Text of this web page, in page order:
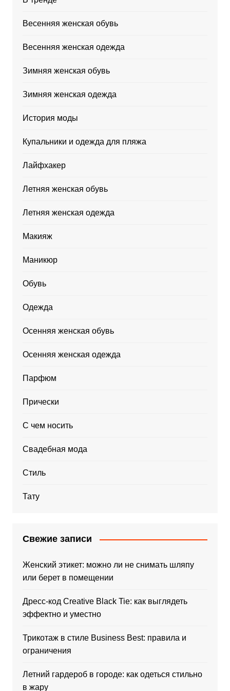
Весенняя женская обувь
Весенняя женская одежда
Зимняя женская обувь
Зимняя женская одежда
История моды
Купальники и одежда для пляжа
Лайфхакер
Летняя женская обувь
Летняя женская одежда
Макияж
Маникюр
Обувь
Одежда
Осенняя женская обувь
Осенняя женская одежда
Парфюм
Прически
С чем носить
Свадебная мода
Стиль
Тату
Свежие записи
Женский этикет: можно ли не снимать шляпу
или берет в помещении
Дресс-код Creative Black Tie: как выглядеть
эффектно и уместно
Трикотаж в стиле Business Best: правила и
ограничения
Летний гардероб в городе: как одеться стильно
в жару